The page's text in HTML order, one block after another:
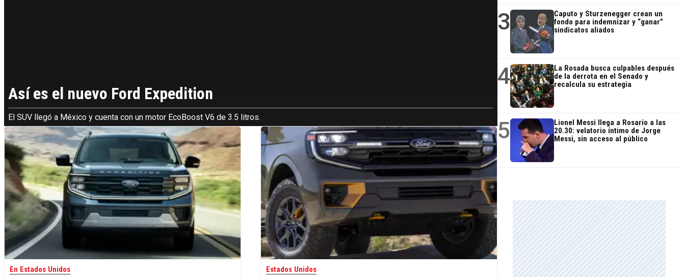
Así es el nuevo Ford Expedition
El SUV llegó a México y cuenta con un motor EcoBoost V6 de 3.5 litros.
En Estados Unidos Estados Unidos
3
Caputo y Sturzenegger crean un
fondo para indemnizar y “ganar”
sindicatos aliados
4
La Rosada busca culpables después
de la derrota en el Senado y
recalcula su estrategia
5
Lionel Messi llega a Rosario a las
20.30: velatorio íntimo de Jorge
Messi, sin acceso al público